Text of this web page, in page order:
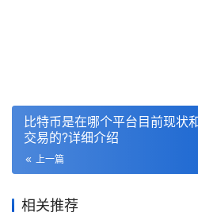
比特币是在哪个平台目前现状
交易的?详细介绍
上一篇
相关推荐